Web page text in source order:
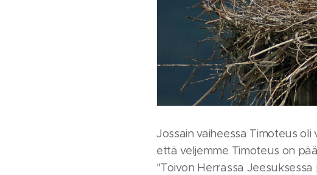
Jossain vaiheessa Timoteus
että veljemme Timoteus on
"Toivon Herrassa